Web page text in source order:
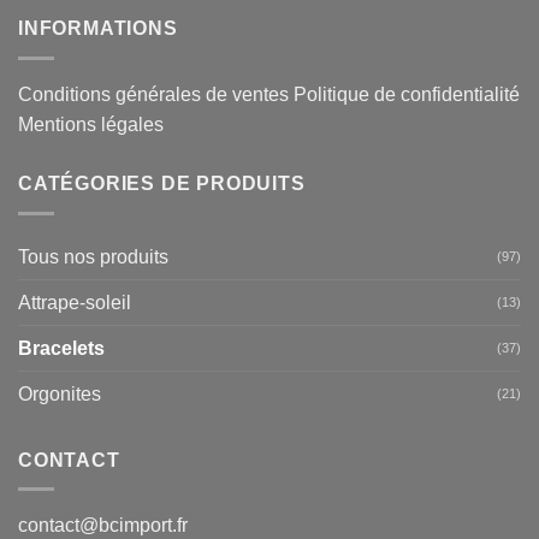
INFORMATIONS
Conditions générales de ventes Politique de confidentialité
Mentions légales
CATÉGORIES DE PRODUITS
Tous nos produits (97)
Attrape-soleil (13)
Bracelets (37)
Orgonites (21)
CONTACT
contact@bcimport.fr